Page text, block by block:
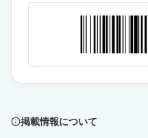
掲載情報について